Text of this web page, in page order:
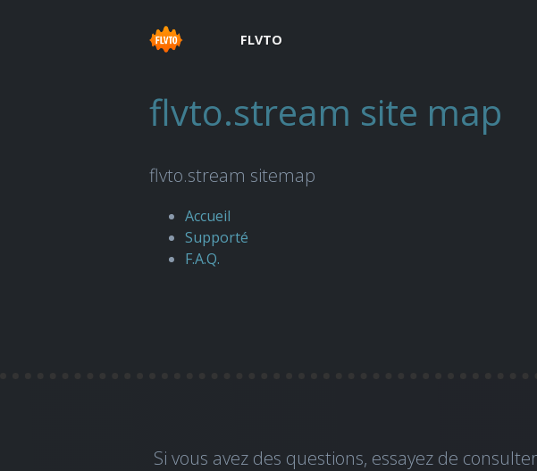
FLVTO
flvto.stream site map
flvto.stream sitemap
Accueil
Supporté
F.A.Q.
Si vous avez des questions, essayez de